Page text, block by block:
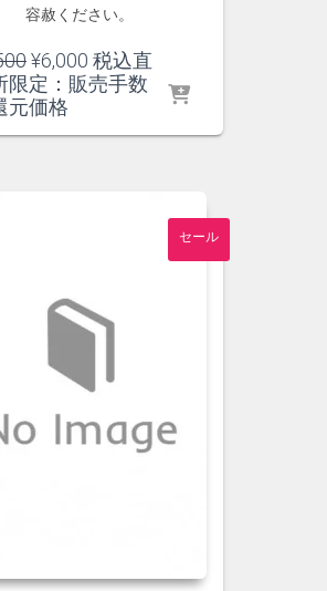
容赦ください。
元
の
価
¥6,000 現
在
税込直
限定：販売手数
元価格
セール